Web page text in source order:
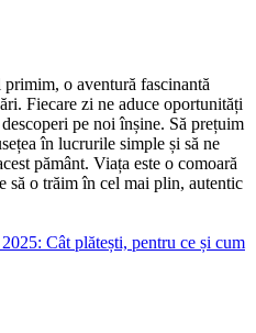
o aventură fascinantă
Fiecare zi ne aduce oportunități
pe noi înșine. Să prețuim
în lucrurile simple și să ne
pământ. Viața este o comoară
să o trăim în cel mai plin, autentic
Cât plătești, pentru ce și cum